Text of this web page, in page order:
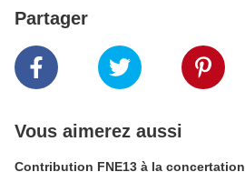
Partager
Vous aimerez aussi
Contribution FNE13 à la concertation